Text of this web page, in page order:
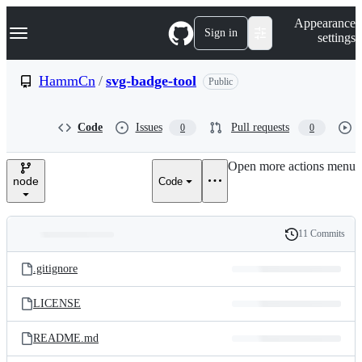
k
p
e
Navigation Menu Sign in
Appearance
settings
HammCn / svg-badge-tool Public
Code Issues 0 Pull requests 0
node Code
Open more actions menu
and
files
Latest
commit
History
11 Commits
.gitignore
LICENSE
README.md